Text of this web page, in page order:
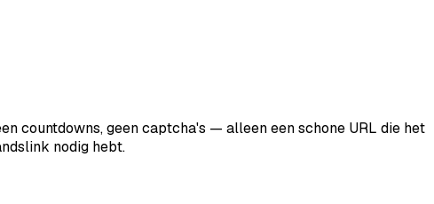
countdowns, geen captcha's — alleen een schone URL die het
nodig hebt.